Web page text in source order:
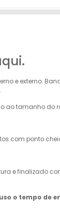
e externo.
ao tamanho do
com ponto
e finalizado
o tempo de